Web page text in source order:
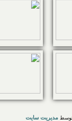
مدیریت سایت